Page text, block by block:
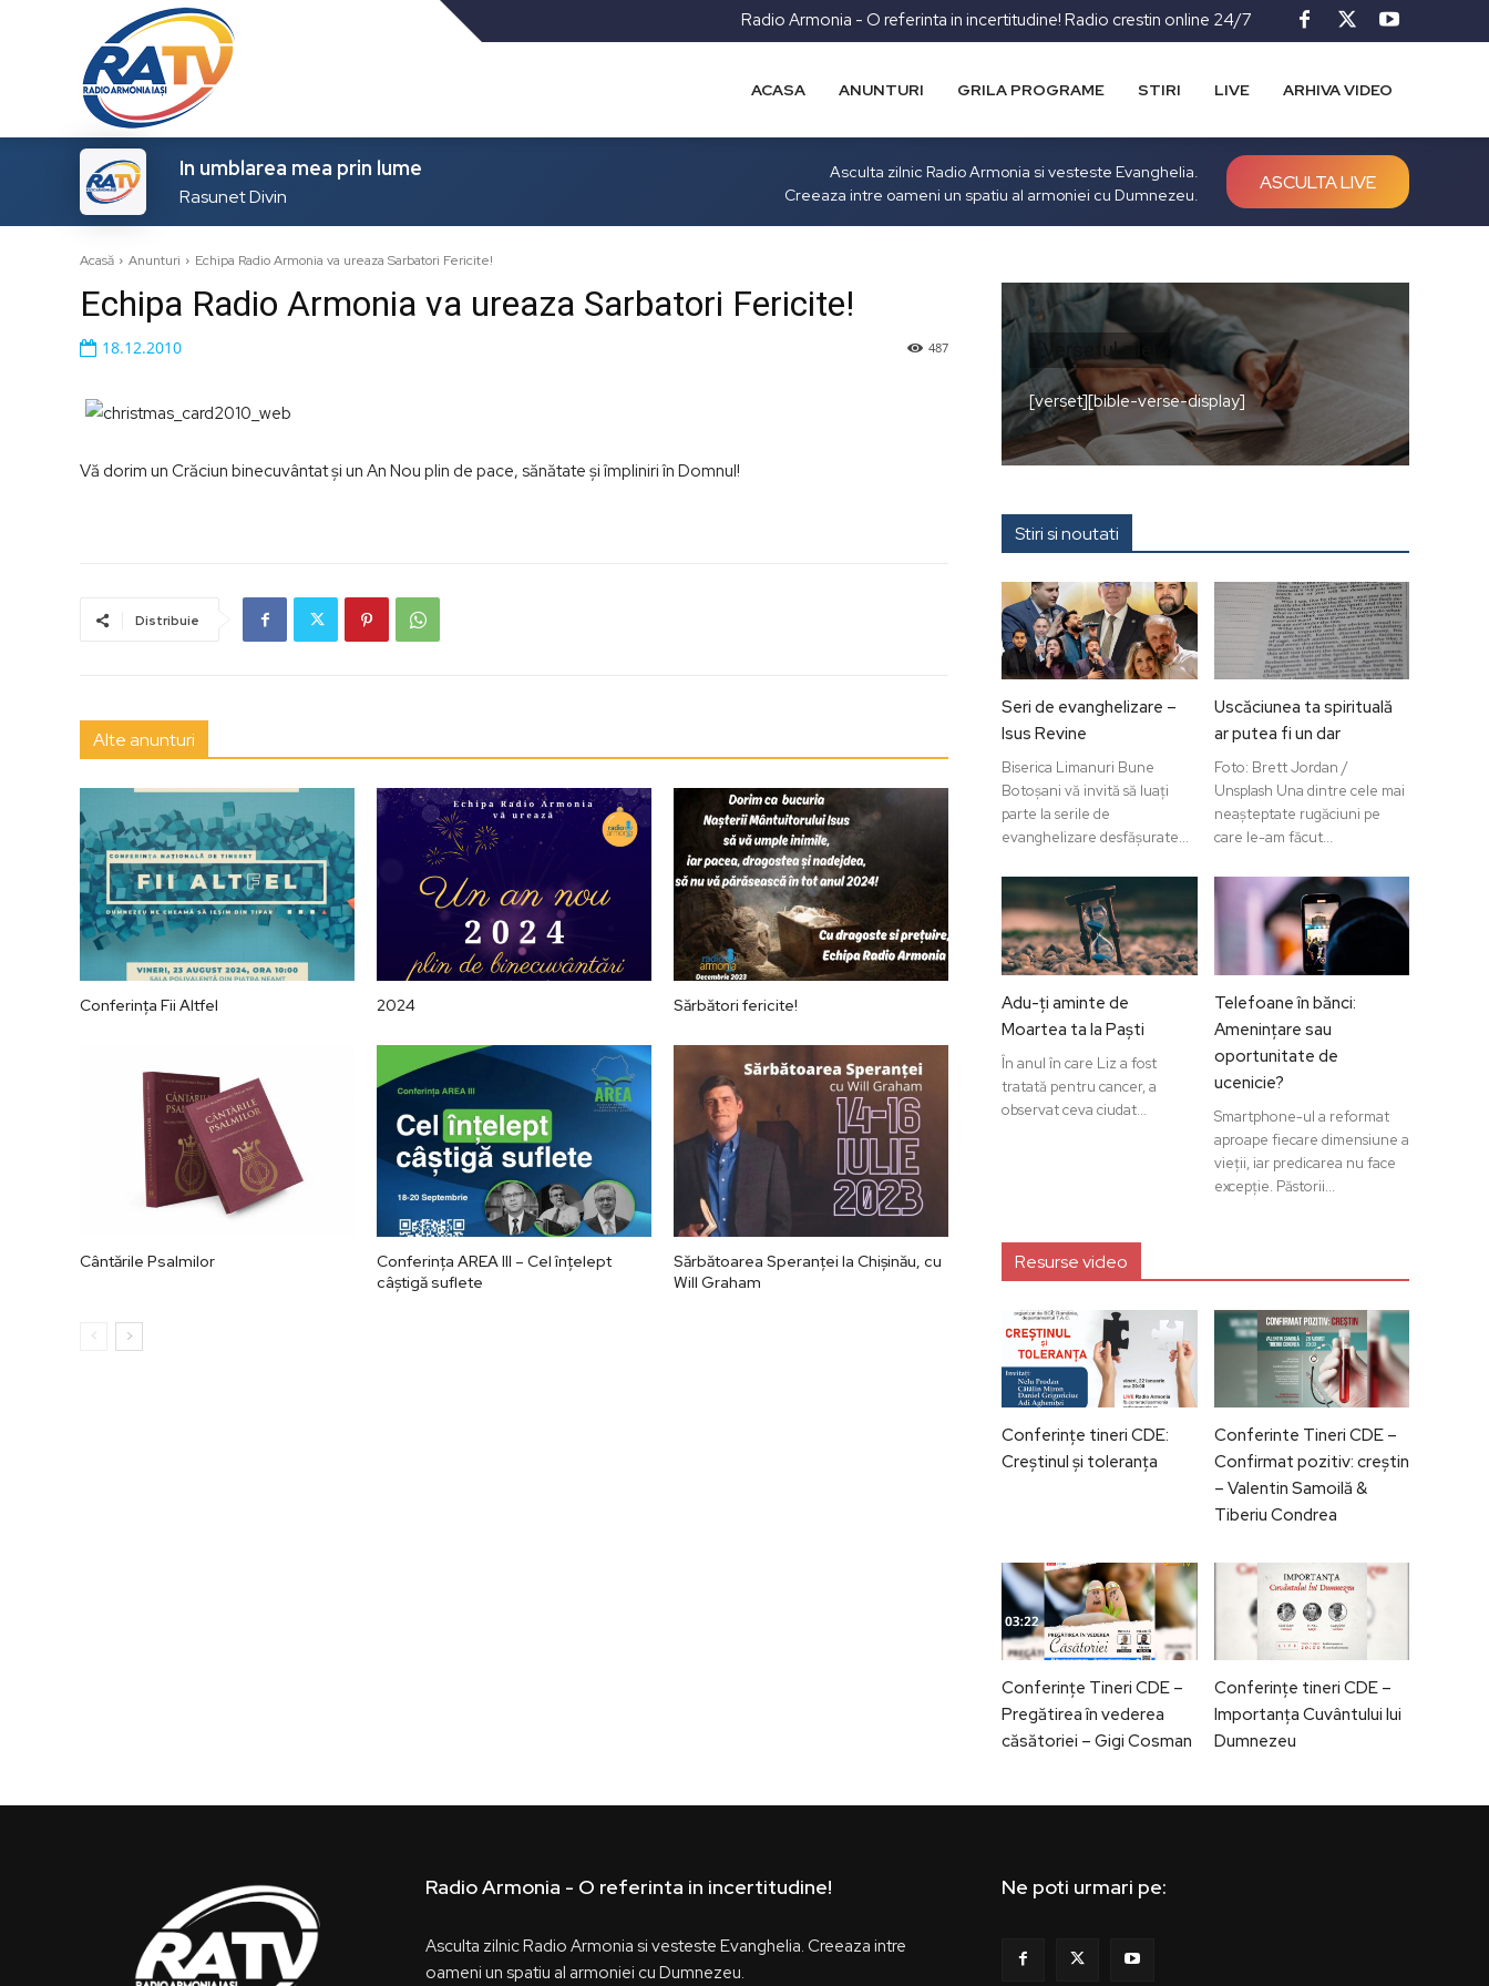
Radio Armonia - O referinta in incertitudine! Radio crestin online 24/7
ACASA ANUNTURI GRILA PROGRAME STIRI LIVE ARHIVA VIDEO
In umblarea mea prin lume
Rasunet Divin
Asculta zilnic Radio Armonia si vesteste Evanghelia.
Creeaza intre oameni un spatiu al armoniei cu Dumnezeu.
ASCULTA LIVE
Acasă Anunturi Echipa Radio Armonia va ureaza Sarbatori Fericite!
Echipa Radio Armonia va ureaza Sarbatori Fericite!
487
18.12.2010
Vă dorim un Crăciun binecuvântat și un An Nou plin de pace, sănătate și împliniri în Domnul!
Distribuie
Alte anunturi
Conferința Fii Altfel 2024 Sărbători fericite!
Cântările Psalmilor
Conferința AREA III – Cel înțelept
câștigă suflete
Sărbătoarea Speranței la Chișinău, cu
Will Graham
Versetul zilei
[verset][bible-verse-display]
Stiri si noutati
Seri de evanghelizare –
Isus Revine
Biserica Limanuri Bune
Botoșani vă invită să luați
parte la serile de
evanghelizare desfășurate...
Uscăciunea ta spirituală
ar putea fi un dar
Foto: Brett Jordan /
Unsplash Una dintre cele mai
neașteptate rugăciuni pe
care le-am făcut...
Adu-ți aminte de
Moartea ta la Paști
În anul în care Liz a fost
tratată pentru cancer, a
observat ceva ciudat...
Telefoane în bănci:
Amenințare sau
oportunitate de
ucenicie?
Smartphone-ul a reformat
aproape fiecare dimensiune a
vieții, iar predicarea nu face
excepție. Păstorii...
Resurse video
Conferințe tineri CDE:
Creștinul și toleranța
Conferinte Tineri CDE –
Confirmat pozitiv: creștin
– Valentin Samoilă &
Tiberiu Condrea
Conferințe Tineri CDE –
Pregătirea în vederea
căsătoriei – Gigi Cosman
Conferințe tineri CDE –
Importanța Cuvântului lui
Dumnezeu
Radio Armonia - O referinta in incertitudine!
Asculta zilnic Radio Armonia si vesteste Evanghelia. Creeaza intre
oameni un spatiu al armoniei cu Dumnezeu.
Ne poti urmari pe: